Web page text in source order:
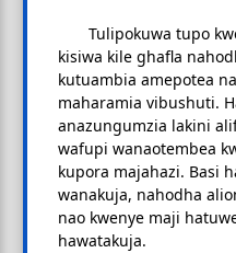
Tulipokuwa tupo
kisiwa kile ghafla
kutuambia amepotea
maharamia vibushuti.
anazungumzia lakini
wafupi wanaotembea
kupora majahazi. Basi
wanakuja, nahodha
nao kwenye maji
hawatakuja.